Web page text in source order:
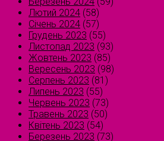
Лютий 2024 (58)
Січень 2024 (57)
Грудень 2023 (55)
Листопад 2023 (93)
Жовтень 2023 (85)
Вересень 2023 (98)
Серпень 2023 (81)
Липень 2023 (55)
Червень 2023 (73)
Травень 2023 (50)
Квітень 2023 (54)
Березень 2023 (73)